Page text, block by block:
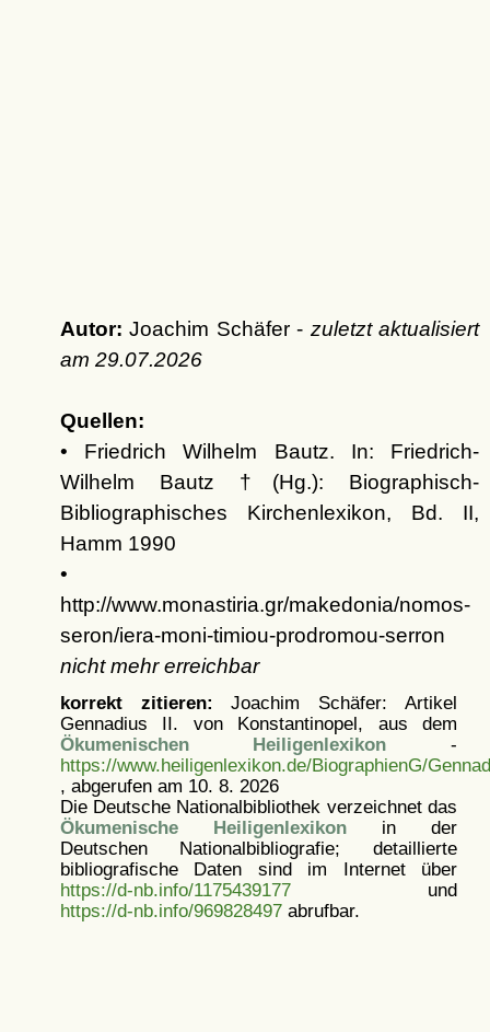
Autor: Joachim Schäfer - zuletzt aktualisiert
am 29.07.2026
Quellen:
• Friedrich Wilhelm Bautz. In: Friedrich-
Wilhelm Bautz †(Hg.): Biographisch-
Bibliographisches Kirchenlexikon, Bd. II,
Hamm 1990
•
http://www.monastiria.gr/makedonia/nomos-
seron/iera-moni-timiou-prodromou-serron
nicht mehr erreichbar
korrekt zitieren: Joachim Schäfer: Artikel
Gennadius II. von Konstantinopel, aus dem
Ökumenischen Heiligenlexikon -
https://www.heiligenlexikon.de/BiographienG/
, abgerufen am 10. 8. 2026
Die Deutsche Nationalbibliothek verzeichnet das
Ökumenische Heiligenlexikonin der
Deutschen Nationalbibliografie; detaillierte
bibliografische Daten sind im Internet über
https://d-nb.info/1175439177und
https://d-nb.info/969828497abrufbar.